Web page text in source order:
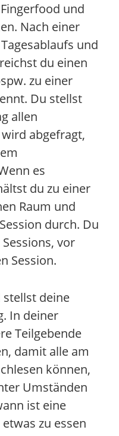
und
Nach einer
und
du einen
zu einer
Du stellst
allen
abgefragt,
es
du zu einer
Raum und
durch. Du
vor
Session.
deine
In deiner
Teilgebende
damit alle am
können,
Umständen
ist eine
zu essen